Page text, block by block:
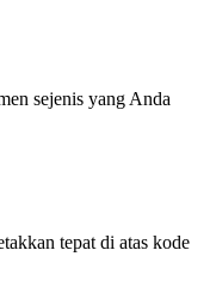
sejenis yang Anda
tepat di atas kode